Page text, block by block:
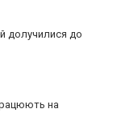
долучилися до
на